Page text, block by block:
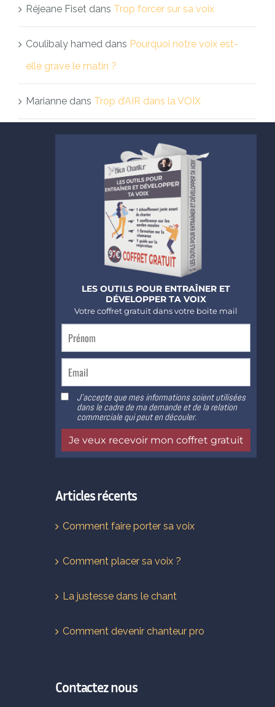
Réjeane Fiset dans Trop forcer sur sa voix
Coulibaly hamed dans Pourquoi notre voix est-
elle grave le matin ?
Marianne dans Trop d’AIR dans la VOIX
Articles récents
Comment faire porter sa voix
Comment placer sa voix ?
La justesse dans le chant
Comment devenir chanteur pro
Contactez nous